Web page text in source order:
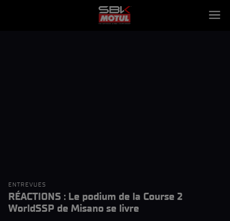
ENTREVUES
RÉACTIONS : Le podium de la Course 2
WorldSSP de Misano se livre